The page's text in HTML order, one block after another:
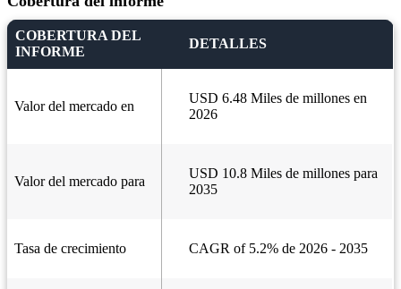
COBERTURA DEL
INFORME
DETALLES
Valor del mercado en
USD 6.48 Miles de millones en
2026
Valor del mercado para
USD 10.8 Miles de millones para
2035
Tasa de crecimiento CAGR of 5.2% de 2026 - 2035